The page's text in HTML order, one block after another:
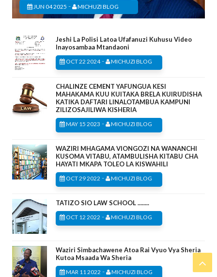
JUN 04 2025 - MICHUZI BLOG
Jeshi La Polisi Latoa Ufafanuzi Kuhusu Video
Inayosambaa Mtandaoni
OCT 22 2024- MICHUZI BLOG
CHALINZE CEMENT YAFUNGUA KESI
MAHAKAMA KUU KUITAKA BRELA KUIRUDISHA
KATIKA DAFTARI LINALOTAMBUA KAMPUNI
ZILIZOSAJILIWA KISHERIA
MAY 15 2023 - MICHUZI BLOG
WAZIRI MHAGAMA VIONGOZI NA WANANCHI
KUSOMA VITABU, ATAMBULISHA KITABU CHA
HAYATI MKAPA TOLEO LA KISWAHILI
OCT 29 2022 - MICHUZI BLOG
TATIZO SIO LAW SCHOOL ........
OCT 12 2022 - MICHUZI BLOG
Waziri Simbachawene Atoa Rai Vyuo Vya Sheria
Kutoa Msaada Wa Sheria
MAR 11 2022 - MICHUZI BLOG